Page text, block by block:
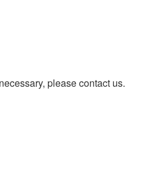
please contact us.